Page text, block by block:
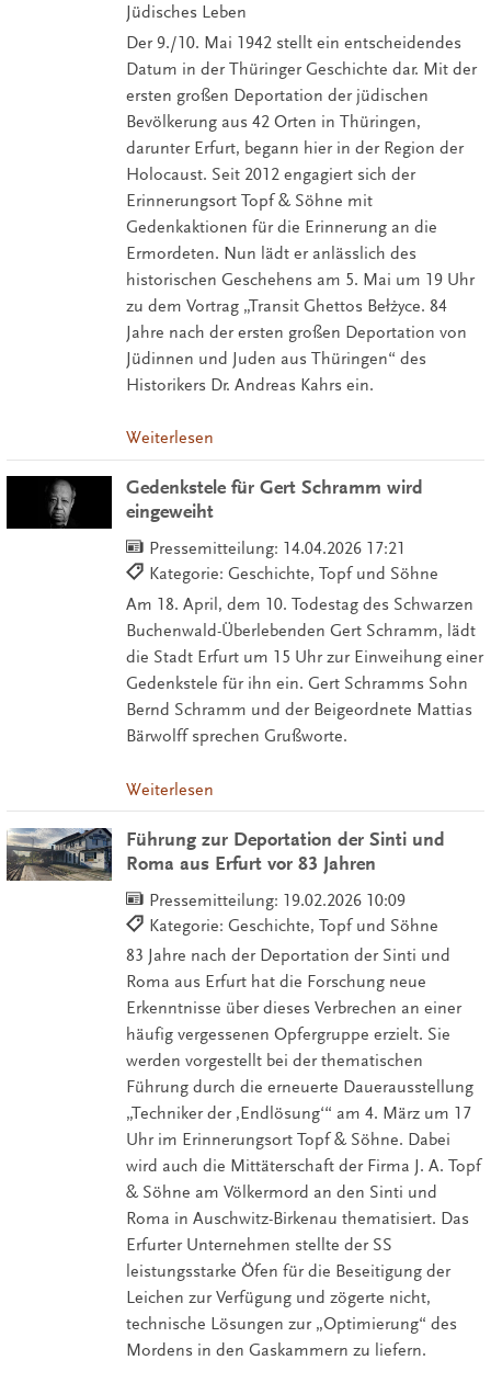
Jüdisches Leben
Der 9./10. Mai 1942 stellt ein entscheidendes
Datum in der Thüringer Geschichte dar. Mit der
ersten großen Deportation der jüdischen
Bevölkerung aus 42 Orten in Thüringen,
darunter Erfurt, begann hier in der Region der
Holocaust. Seit 2012 engagiert sich der
Erinnerungsort Topf & Söhne mit
Gedenkaktionen für die Erinnerung an die
Ermordeten. Nun lädt er anlässlich des
historischen Geschehens am 5. Mai um 19 Uhr
zu dem Vortrag „Transit Ghettos Bełżyce. 84
Jahre nach der ersten großen Deportation von
Jüdinnen und Juden aus Thüringen“ des
Historikers Dr. Andreas Kahrs ein.
Weiterlesen
Gedenkstele für Gert Schramm wird
eingeweiht
Pressemitteilung: 14.04.2026 17:21
Kategorie: Geschichte, Topf und Söhne
Am 18. April, dem 10. Todestag des Schwarzen
Buchenwald-Überlebenden Gert Schramm, lädt
die Stadt Erfurt um 15 Uhr zur Einweihung einer
Gedenkstele für ihn ein. Gert Schramms Sohn
Bernd Schramm und der Beigeordnete Mattias
Bärwolff sprechen Grußworte.
Weiterlesen
Führung zur Deportation der Sinti und
Roma aus Erfurt vor 83 Jahren
Pressemitteilung: 19.02.2026 10:09
Kategorie: Geschichte, Topf und Söhne
83 Jahre nach der Deportation der Sinti und
Roma aus Erfurt hat die Forschung neue
Erkenntnisse über dieses Verbrechen an einer
häufig vergessenen Opfergruppe erzielt. Sie
werden vorgestellt bei der thematischen
Führung durch die erneuerte Dauerausstellung
„Techniker der ‚Endlösung‘“ am 4. März um 17
Uhr im Erinnerungsort Topf & Söhne. Dabei
wird auch die Mittäterschaft der Firma J. A. Topf
& Söhne am Völkermord an den Sinti und
Roma in Auschwitz-Birkenau thematisiert. Das
Erfurter Unternehmen stellte der SS
leistungsstarke Öfen für die Beseitigung der
Leichen zur Verfügung und zögerte nicht,
technische Lösungen zur „Optimierung“ des
Mordens in den Gaskammern zu liefern.